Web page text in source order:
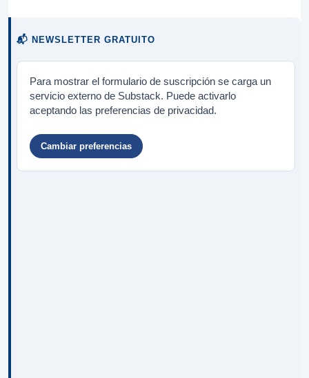
📬 NEWSLETTER GRATUITO
Para mostrar el formulario de suscripción se carga un
servicio externo de Substack. Puede activarlo
aceptando las preferencias de privacidad.
Cambiar preferencias